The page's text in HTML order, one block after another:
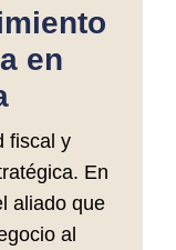
en
fiscal y
En
aliado que
al